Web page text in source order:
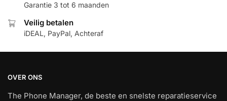
Garantie 3 tot 6 maanden
Veilig betalen
iDEAL, PayPal, Achteraf
OVER ONS
The Phone Manager, de beste en snelste reparatieservice